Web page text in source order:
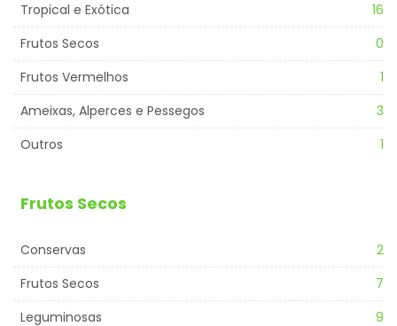
Tropical e Exótica
16
Frutos Secos
0
Frutos Vermelhos
1
Ameixas, Alperces e Pessegos
3
Outros
1
Frutos Secos
Conservas
2
Frutos Secos
7
Leguminosas
9